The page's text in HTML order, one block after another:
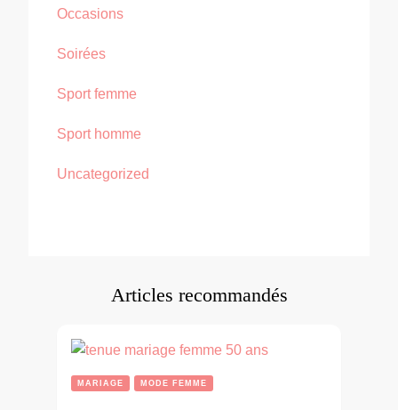
Occasions
Soirées
Sport femme
Sport homme
Uncategorized
Articles recommandés
MARIAGE MODE FEMME